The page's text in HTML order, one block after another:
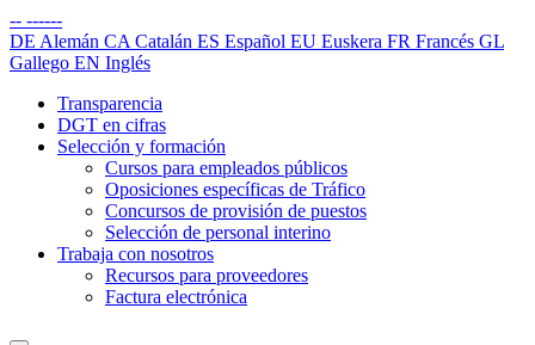
-- ------
DE Alemán CA Catalán ES Español EU Euskera FR Francés GL
Gallego EN Inglés
Transparencia
DGT en cifras
Selección y formación
Cursos para empleados públicos
Oposiciones específicas de Tráfico
Concursos de provisión de puestos
Selección de personal interino
Trabaja con nosotros
Recursos para proveedores
Factura electrónica